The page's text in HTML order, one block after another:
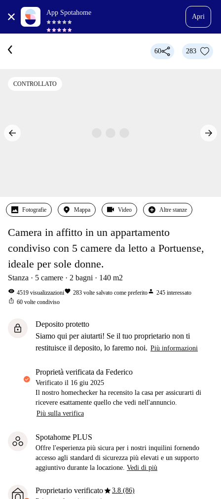
App Spotahome
Apri
60 283
CONTROLLATO
Fotografie Mappa Video Altre stanze
Camera in affitto in un appartamento
condiviso con 5 camere da letto a Portuense,
ideale per sole donne.
Stanza 5 camere 2 bagni 140 m2
visibility 4519 visualizzazionifavorite 283 volte salvato come preferitoperson 245 interessato
ios_share 60 volte condiviso
lock
Deposito protetto
Siamo qui per aiutarti! Se il tuo proprietario non ti
restituisce il deposito, lo faremo noi. Più informazioni
proprietà verificata da Federico
Verificato il 16 giu 2025
Il nostro homechecker ha recensito la casa per assicurarti di
ricevere esattamente quello che vedi nell'annuncio.
Più sulla verifica
Spotahome PLUS
Offre l'esperienza più sicura per i nostri inquilini fornendo
accesso agli standard di sicurezza più elevati e un supporto
aggiuntivo durante la locazione. Vedi di più
Proprietario verificatostar3.8 (86)